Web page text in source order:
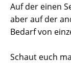
Auf der einen
aber auf der
Bedarf von
Schaut euch